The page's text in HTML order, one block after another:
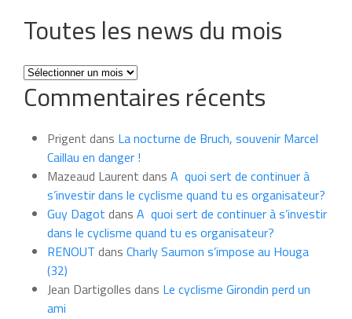
Toutes les news du mois
Toutes
les
news
mois
Commentaires récents
Prigent dans La nocturne de Bruch, souvenir Marcel
Caillau en danger !
Mazeaud Laurent dans A quoi sert de continuer à
s’investir dans le cyclisme quand tu es organisateur?
Guy Dagot dans A quoi sert de continuer à s’investir
dans le cyclisme quand tu es organisateur?
RENOUT dans Charly Saumon s’impose au Houga
(32)
Jean Dartigolles dans Le cyclisme Girondin perd un
ami